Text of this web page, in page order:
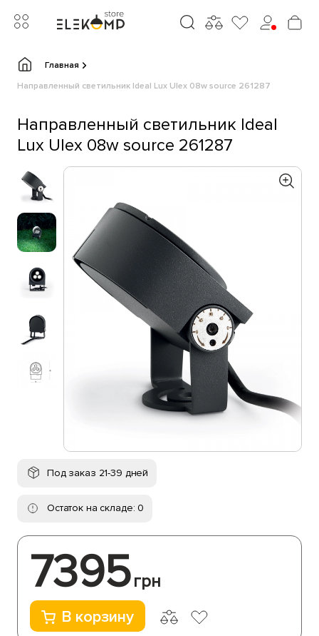
Главная
Направленный светильник Ideal Lux Ulex 08w source 261287
Направленный светильник Ideal
Lux Ulex 08w source 261287
Под заказ 21-39 дней
Остаток на складе: 0
7395грн
В корзину